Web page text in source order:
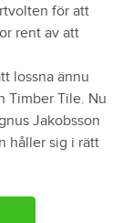
för att
rent av att
lossna ännu
Timber Tile. Nu
Jakobsson
håller sig i rätt